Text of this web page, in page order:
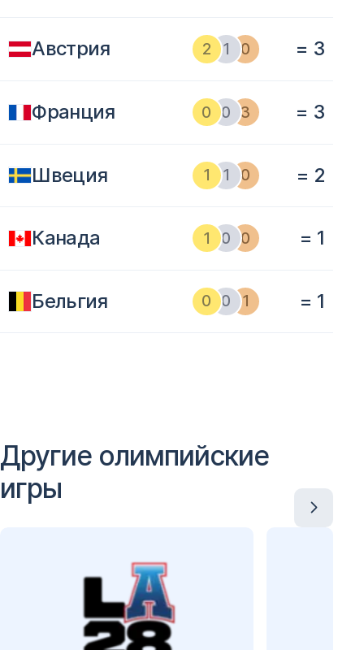
Австрия 2 1 0 = 3
Франция 0 0 3 = 3
Швеция 1 1 0 = 2
Канада 1 0 0 = 1
Бельгия 0 0 1 = 1
Другие олимпийские
игры